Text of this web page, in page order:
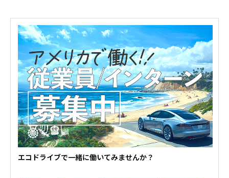
エコドライブで一緒に働いてみませんか？